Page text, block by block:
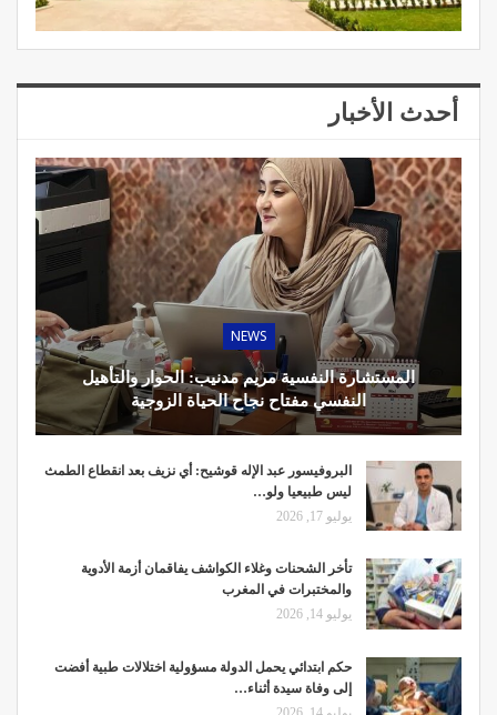
أحدث الأخبار
NEWS
المستشارة النفسية مريم مدنيب: الحوار والتأهيل
النفسي مفتاح نجاح الحياة الزوجية
البروفيسور عبد الإله قوشيح: أي نزيف بعد انقطاع الطمث
ليس طبيعيا ولو…
يوليو 17, 2026
تأخر الشحنات وغلاء الكواشف يفاقمان أزمة الأدوية
والمختبرات في المغرب
يوليو 14, 2026
حكم ابتدائي يحمل الدولة مسؤولية اختلالات طبية أفضت
إلى وفاة سيدة أثناء…